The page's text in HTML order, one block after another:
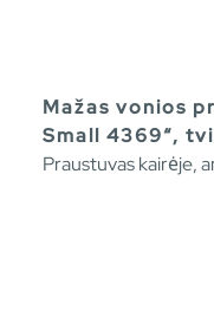
Mažas vonios
Small 4369“,
Praustuvas kairėje,